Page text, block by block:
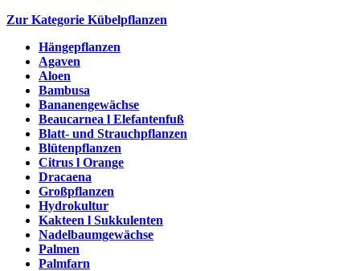
Zur Kategorie Kübelpflanzen
Hängepflanzen
Agaven
Aloen
Bambusa
Bananengewächse
Beaucarnea l Elefantenfuß
Blatt- und Strauchpflanzen
Blütenpflanzen
Citrus l Orange
Dracaena
Großpflanzen
Hydrokultur
Kakteen l Sukkulenten
Nadelbaumgewächse
Palmen
Palmfarn